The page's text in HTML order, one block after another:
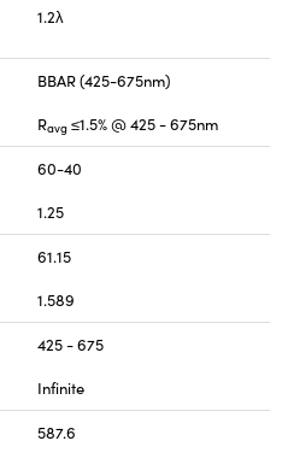
1.2λ
BBAR (425-675nm)
Ravg ≤1.5% @ 425 - 675nm
60-40
1.25
61.15
1.589
425 - 675
Infinite
587.6